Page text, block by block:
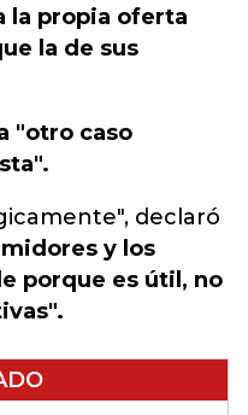
la propia oferta
la de sus
"otro caso
declaró
y los
porque es útil, no